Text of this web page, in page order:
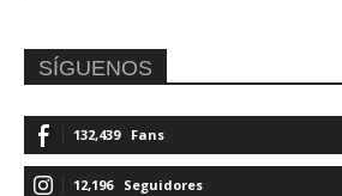
SÍGUENOS
132,439 Fans
12,196 Seguidores